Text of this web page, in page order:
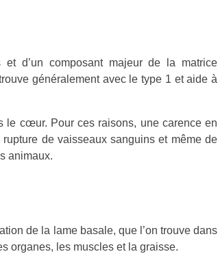
d’un composant majeur de la matrice
généralement avec le type 1 et aide à
le cœur. Pour ces raisons, une carence en
de vaisseaux sanguins et même de
animaux.
de la lame basale, que l’on trouve dans
organes, les muscles et la graisse.